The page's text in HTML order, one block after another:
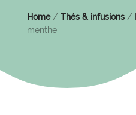
Home/ Thés & infusions/
menthe